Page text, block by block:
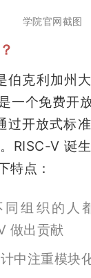
学院官网截图
伯克利加州
一个免费开
过开放式标
RISC-V 诞
特点：
同组织的人
做出贡献
中注重模块